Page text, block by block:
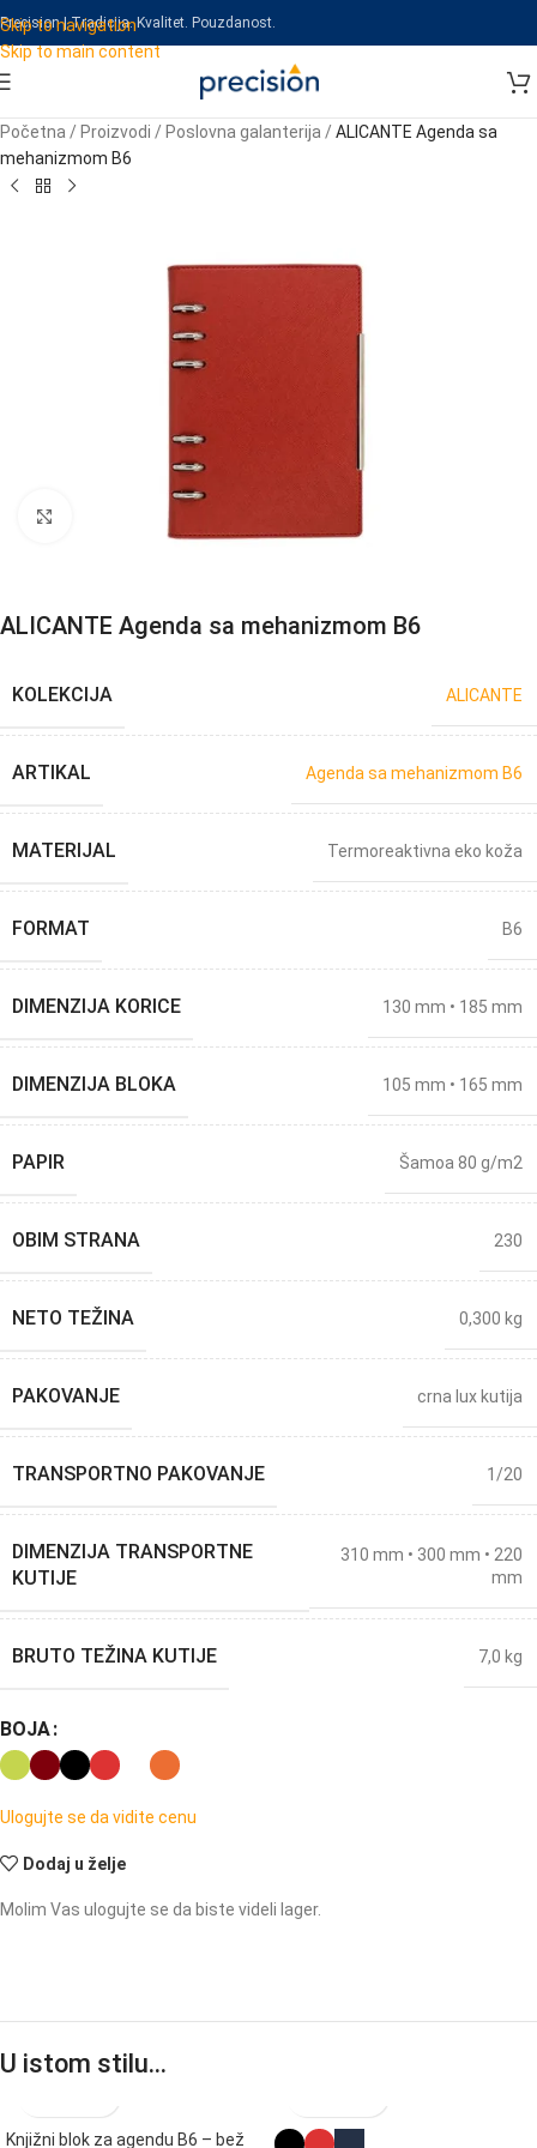
Skip to navigation
Skip to main content
Precision | Tradicija. Kvalitet. Pouzdanost.
Početna / Proizvodi / Poslovna galanterija /ALICANTE Agenda sa
mehanizmom B6
ALICANTE Agenda sa mehanizmom B6
KOLEKCIJA ALICANTE
ARTIKAL Agenda sa mehanizmom B6
MATERIJAL Termoreaktivna eko koža
FORMAT B6
DIMENZIJA KORICE 130 mm • 185 mm
DIMENZIJA BLOKA 105 mm • 165 mm
PAPIR Šamoa 80 g/m2
OBIM STRANA 230
NETO TEŽINA 0,300 kg
PAKOVANJE crna lux kutija
TRANSPORTNO PAKOVANJE 1/20
DIMENZIJA TRANSPORTNE
KUTIJE
310 mm • 300 mm • 220
mm
BRUTO TEŽINA KUTIJE 7,0 kg
BOJA
Ulogujte se da vidite cenu
Dodaj u želje
Molim Vas ulogujte se da biste videli lager.
U istom stilu…
Knjižni blok za agendu B6 – bež